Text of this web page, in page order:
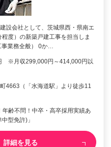
設会社として、茨城県西・県南エ
度）の新築戸建工事を担当しま
業務全般） 0か…
※月収299,000円～414,000円以
4663（「水海道駅」より徒歩11
年齢不問！中卒・高卒採用実績あ
型免許)」
詳細を見る